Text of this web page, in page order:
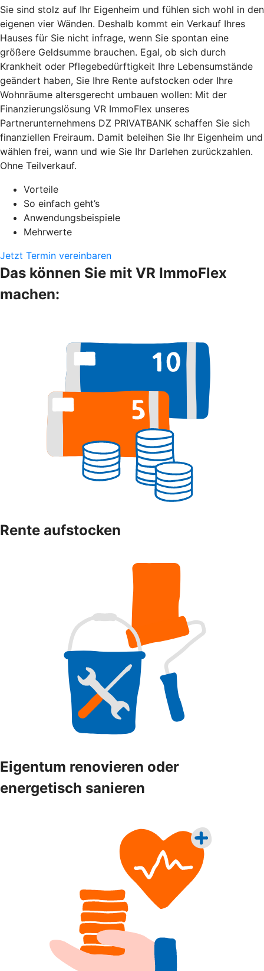
Sie sind stolz auf Ihr Eigenheim und fühlen sich wohl in den
eigenen vier Wänden. Deshalb kommt ein Verkauf Ihres
Hauses für Sie nicht infrage, wenn Sie spontan eine
größere Geldsumme brauchen. Egal, ob sich durch
Krankheit oder Pflegebedürftigkeit Ihre Lebensumstände
geändert haben, Sie Ihre Rente aufstocken oder Ihre
Wohnräume altersgerecht umbauen wollen: Mit der
Finanzierungslösung VR ImmoFlex unseres
Partnerunternehmens DZ PRIVATBANK schaffen Sie sich
finanziellen Freiraum. Damit beleihen Sie Ihr Eigenheim und
wählen frei, wann und wie Sie Ihr Darlehen zurückzahlen.
Ohne Teilverkauf.
Vorteile
So einfach geht’s
Anwendungsbeispiele
Mehrwerte
Jetzt Termin vereinbaren
Das können Sie mit VR ImmoFlex
machen:
Rente aufstocken
Eigentum renovieren oder
energetisch sanieren